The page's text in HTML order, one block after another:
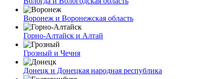
Воронеж и Воронежская область
Горно-Алтайск и Алтай
Грозный и Чечня
Донецк и Донецкая народная республика